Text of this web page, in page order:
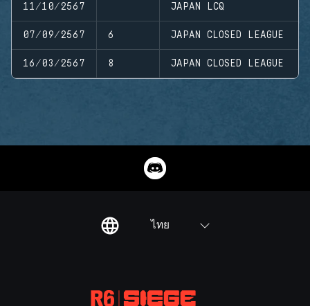
11/10/2567 JAPAN LCQ
07/09/2567 6 JAPAN CLOSED LEAGUE
16/03/2567 8 JAPAN CLOSED LEAGUE
ไทย